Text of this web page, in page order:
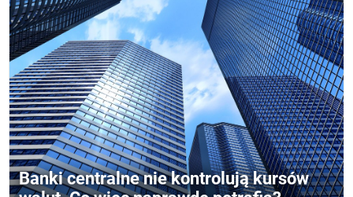
Banki centralne nie kontrolują kursów